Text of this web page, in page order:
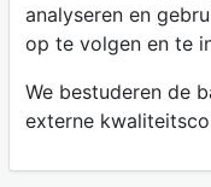
analyseren en
op te volgen en te
We bestuderen de
externe